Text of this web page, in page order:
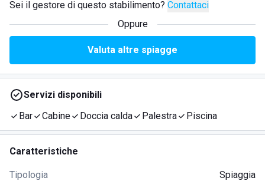
Sei il gestore di questo stabilimento? Contattaci
Oppure
Valuta altre spiagge
Servizi disponibili
Bar
Cabine Doccia calda Palestra Piscina
Caratteristiche
Tipologia Spiaggia